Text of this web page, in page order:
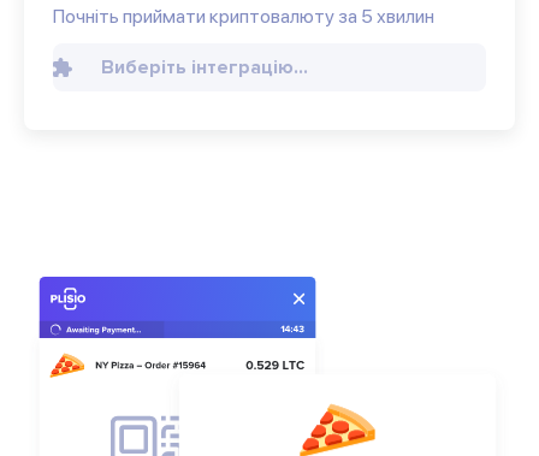
Почніть приймати криптовалюту за 5 хвилин